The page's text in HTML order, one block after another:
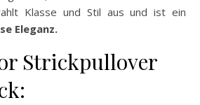
Klasse und Stil aus und ist ein
Eleganz.
Strickpullover